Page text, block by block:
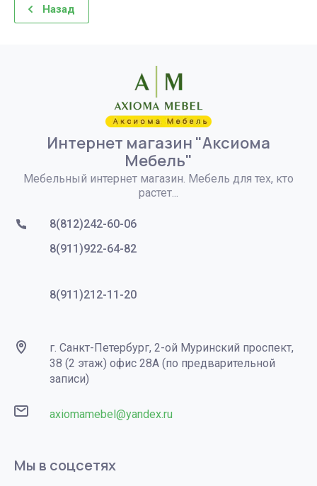
Назад
Интернет магазин "Аксиома
Мебель"
Мебельный интернет магазин. Мебель для тех, кто
растет...
8(812)242-60-06
8(911)922-64-82
8(911)212-11-20
г. Санкт-Петербург, 2-ой Муринский проспект,
38 (2 этаж) офис 28А (по предварительной
записи)
axiomamebel@yandex.ru
Мы в соцсетях